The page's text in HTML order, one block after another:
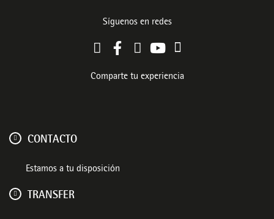
Síguenos en redes
Comparte tu experiencia
CONTACTO
Estamos a tu disposición
TRANSFER